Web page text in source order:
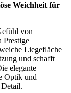
Weichheit für
von
Prestige
Liegefläche
und schafft
elegante
Optik und